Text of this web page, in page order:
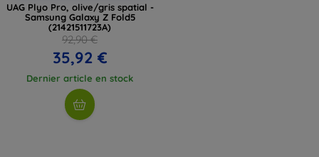
UAG Plyo Pro, olive/gris spatial -
Samsung Galaxy Z Fold5
(21421511723A)
92,90 €
35,92 €
Dernier article en stock